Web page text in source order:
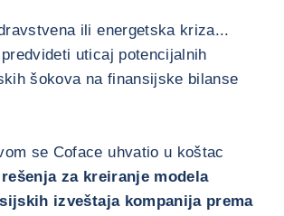
ili energetska kriza...
uticaj potencijalnih
šokova na finansijske bilanse
se Coface uhvatio u koštac
rešenja za kreiranje modela
izveštaja kompanija prema